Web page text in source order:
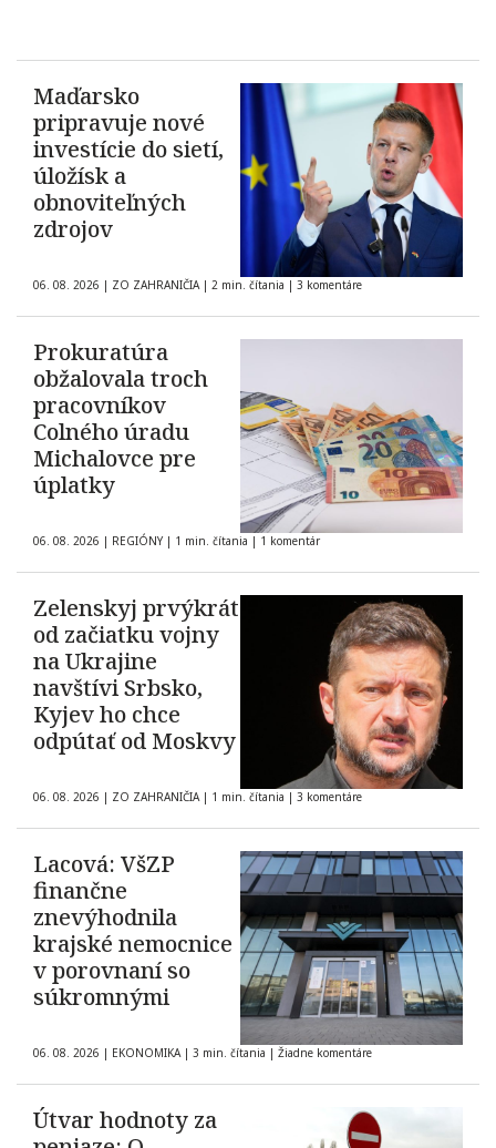
Maďarsko
pripravuje nové
investície do sietí,
úložísk a
obnoviteľných
zdrojov
06. 08. 2026 | ZO ZAHRANIČIA | 2 min. čítania | 3 komentáre
Prokuratúra
obžalovala troch
pracovníkov
Colného úradu
Michalovce pre
úplatky
06. 08. 2026 | REGIÓNY | 1 min. čítania | 1 komentár
Zelenskyj prvýkrát
od začiatku vojny
na Ukrajine
navštívi Srbsko,
Kyjev ho chce
odpútať od Moskvy
06. 08. 2026 | ZO ZAHRANIČIA | 1 min. čítania | 3 komentáre
Lacová: VšZP
finančne
znevýhodnila
krajské nemocnice
v porovnaní so
súkromnými
06. 08. 2026 | EKONOMIKA | 3 min. čítania | Žiadne komentáre
Útvar hodnoty za